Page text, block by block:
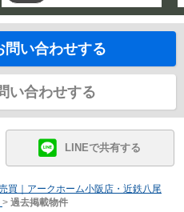
問い合わせする
い合わせする
LINEで共有する
買｜アークホーム小阪店・近鉄八尾
> 過去掲載物件